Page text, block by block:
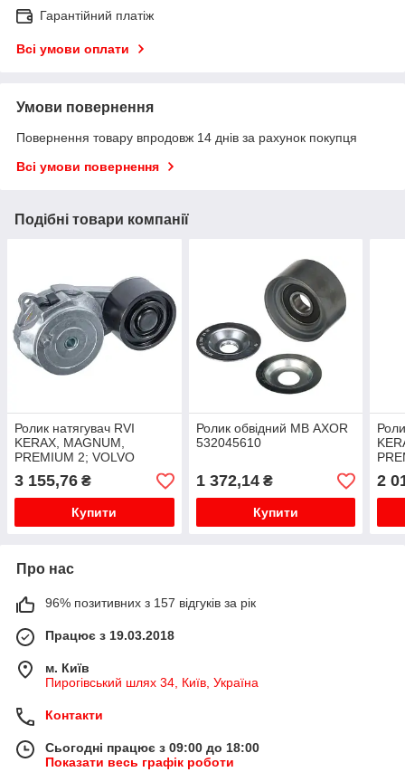
Гарантійний платіж
Всі умови оплати
Умови повернення
Повернення товару впродовж 14 днів за рахунок покупця
Всі умови повернення
Подібні товари компанії
Ролик натягувач RVI
KERAX, MAGNUM,
PREMIUM 2; VOLVO
3 155,76 ₴
Купити
Ролик обвідний МВ AXOR
532045610
1 372,14₴
Купити
2
Про нас
96% позитивних з 157 відгуків за рік
Працює з 19.03.2018
м. Київ
Пирогівський шлях 34, Київ, Україна
Контакти
Сьогодні працює з 09:00 до 18:00
Показати весь графік роботи